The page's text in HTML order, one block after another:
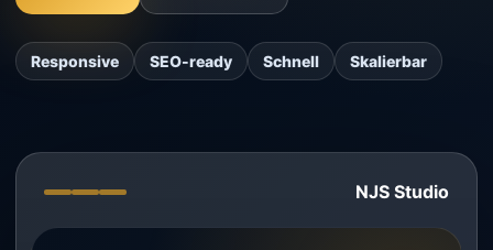
Responsive SEO-ready Schnell Skalierbar
NJS Studio